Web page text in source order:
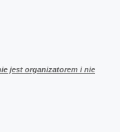
jest organizatorem i nie